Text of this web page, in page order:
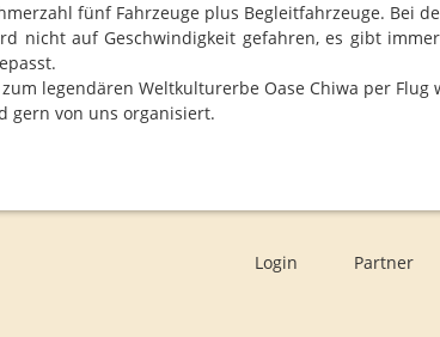
fünf Fahrzeuge plus Begleitfahrzeuge. Bei
nicht auf Geschwindigkeit gefahren, es gibt
legendären Weltkulturerbe Oase Chiwa per Flug
gern von uns organisiert.
Login Partner